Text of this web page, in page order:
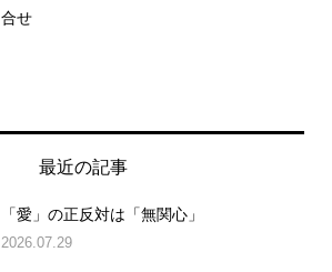
合せ
最近の記事
「愛」の正反対は「無関心」
2026.07.29